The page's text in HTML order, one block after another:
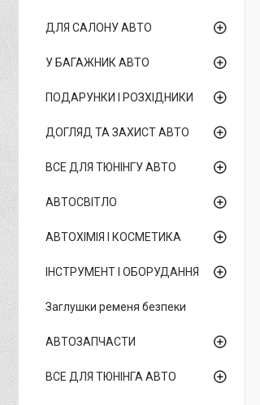
ДЛЯ САЛОНУ АВТО
У БАГАЖНИК АВТО
ПОДАРУНКИ І РОЗХІДНИКИ
ДОГЛЯД ТА ЗАХИСТ АВТО
ВСЕ ДЛЯ ТЮНІНГУ АВТО
АВТОСВІТЛО
АВТОХІМІЯ І КОСМЕТИКА
ІНСТРУМЕНТ І ОБОРУДАННЯ
Заглушки ременя безпеки
АВТОЗАПЧАСТИ
ВСЕ ДЛЯ ТЮНІНГА АВТО